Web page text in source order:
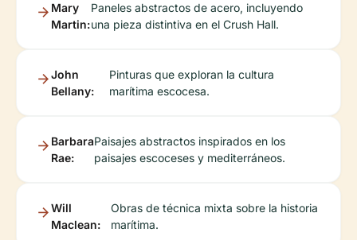
Mary
Martin:
Paneles abstractos de acero, incluyendo
una pieza distintiva en el Crush Hall.
John
Bellany:
Pinturas que exploran la cultura
marítima escocesa.
Barbara
Rae:
Paisajes abstractos inspirados en los
paisajes escoceses y mediterráneos.
Will
Maclean:
Obras de técnica mixta sobre la historia
marítima.